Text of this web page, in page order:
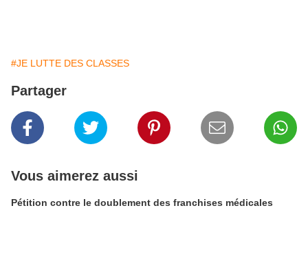
#JE LUTTE DES CLASSES
Partager
Vous aimerez aussi
Pétition contre le doublement des franchises médicales